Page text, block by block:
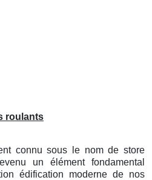
roulants
connu sous le nom de store
un élément fondamental
édification moderne de nos